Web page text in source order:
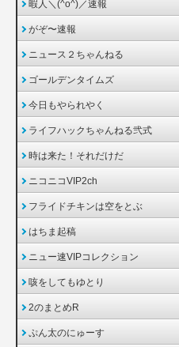
暇人＼(^o^)／速報
がぞ〜速報
ニュース２ちゃんねる
ゴールデンタイムズ
今日もやられやく
ライフハックちゃんねる弐式
時は来た！それだけだ
ニコニコVIP2ch
フライドチキンは空をとぶ
はちま起稿
ニュー速VIPコレクション
咳をしてもゆとり
2のまとめR
ぷん太のにゅーす